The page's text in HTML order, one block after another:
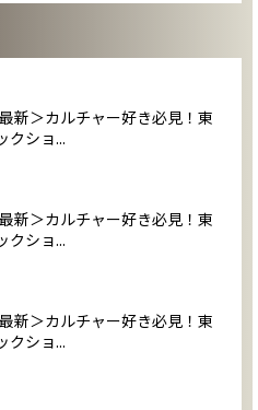
新＞カルチャー好き必見！東
クショ...
新＞カルチャー好き必見！東
クショ...
新＞カルチャー好き必見！東
クショ...